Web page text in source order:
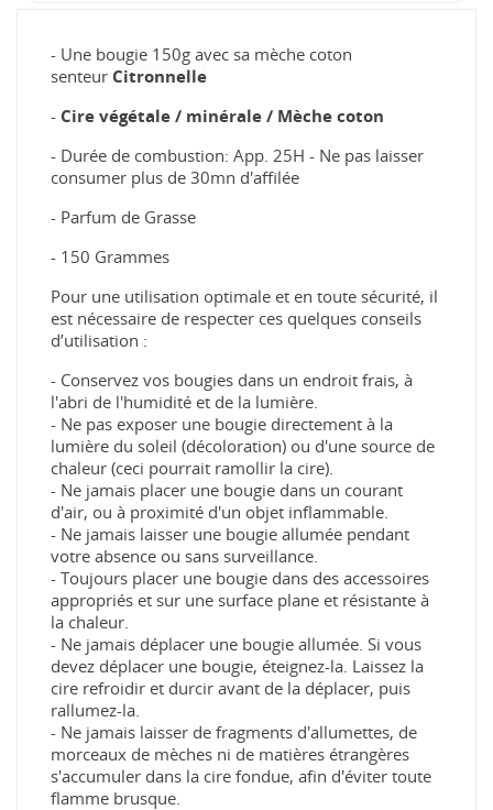
- Une bougie 150g avec sa mèche coton
senteur Citronnelle
- Cire végétale / minérale / Mèche coton
- Durée de combustion: App. 25H - Ne pas laisser
consumer plus de 30mn d'affilée
- Parfum de Grasse
- 150 Grammes
Pour une utilisation optimale et en toute sécurité, il
est nécessaire de respecter ces quelques conseils
d’utilisation :
- Conservez vos bougies dans un endroit frais, à
l'abri de l'humidité et de la lumière.
- Ne pas exposer une bougie directement à la
lumière du soleil (décoloration) ou d'une source de
chaleur (ceci pourrait ramollir la cire).
- Ne jamais placer une bougie dans un courant
d'air, ou à proximité d'un objet inflammable.
- Ne jamais laisser une bougie allumée pendant
votre absence ou sans surveillance.
- Toujours placer une bougie dans des accessoires
appropriés et sur une surface plane et résistante à
la chaleur.
- Ne jamais déplacer une bougie allumée. Si vous
devez déplacer une bougie, éteignez-la. Laissez la
cire refroidir et durcir avant de la déplacer, puis
rallumez-la.
- Ne jamais laisser de fragments d'allumettes, de
morceaux de mèches ni de matières étrangères
s'accumuler dans la cire fondue, afin d'éviter toute
flamme brusque.